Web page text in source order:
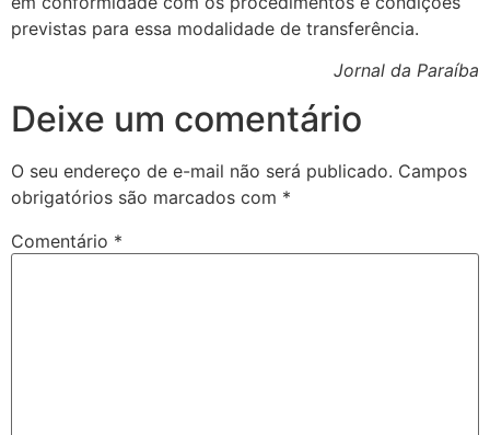
previstas para essa modalidade de transferência.
Jornal da Paraíba
Deixe um comentário
O seu endereço de e-mail não será publicado. Campos
obrigatórios são marcados com *
Comentário *